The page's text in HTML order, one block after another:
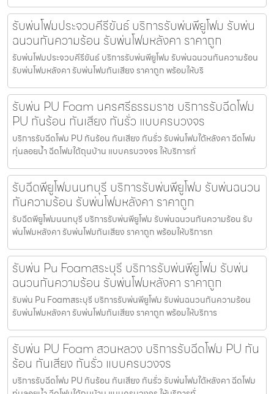
รับพ่นโฟมประจวบคีรีขันธ์ บริการรับพ่นพียูโฟม รับพ่น
ฉนวนกันความร้อน รับพ่นโฟมหลังคา ราคาถูก
รับพ่นโฟมประจวบคีรีขันธ์ บริการรับพ่นพียูโฟม รับพ่นฉนวนกันความร้อน
รับพ่นโฟมหลังคา รับพ่นโฟมกันเสียง ราคาถูก พร้อมให้บริ
รับพ่น PU Foam นครศรีธรรมราช บริการรับฉีดโฟม
PU กันร้อน กันเสียง กันรั่ว แบบครบวงจร
บริการรับฉีดโฟม PU กันร้อน กันเสียง กันรั่ว รับพ่นโฟมใต้หลังคา ฉีดโฟม
ทุ่นลอยน้ำ ฉีดโฟมใต้ถุนบ้าน แบบครบวงจร ให้บริการทั่
รับฉีดพียูโฟมนนทบุรี บริการรับพ่นพียูโฟม รับพ่นฉนวน
กันความร้อน รับพ่นโฟมหลังคา ราคาถูก
รับฉีดพียูโฟมนนทบุรี บริการรับพ่นพียูโฟม รับพ่นฉนวนกันความร้อน รับ
พ่นโฟมหลังคา รับพ่นโฟมกันเสียง ราคาถูก พร้อมให้บริการท
รับพ่น Pu Foamสระบุรี บริการรับพ่นพียูโฟม รับพ่น
ฉนวนกันความร้อน รับพ่นโฟมหลังคา ราคาถูก
รับพ่น Pu Foamสระบุรี บริการรับพ่นพียูโฟม รับพ่นฉนวนกันความร้อน
รับพ่นโฟมหลังคา รับพ่นโฟมกันเสียง ราคาถูก พร้อมให้บริการ
รับพ่น PU Foam สวนหลวง บริการรับฉีดโฟม PU กัน
ร้อน กันเสียง กันรั่ว แบบครบวงจร
บริการรับฉีดโฟม PU กันร้อน กันเสียง กันรั่ว รับพ่นโฟมใต้หลังคา ฉีดโฟม